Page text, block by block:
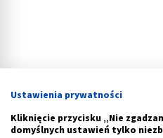
Ustawienia prywatności
Kliknięcie przycisku „Nie
domyślnych ustawień tylko